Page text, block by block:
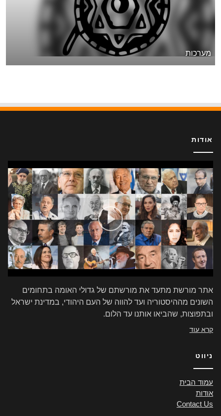
מערכות
אודות
אתר מורשת מתעד את מורשתם של גדולי האומה בתחומים
השונים מההיסטוריה ועד להווה של העם היהודי, במדינת ישראל
ובתפוצות, שהביאו אותנו עד הלום.
קרא עוד
ניווט
עמוד הבית
אודות
Contact Us